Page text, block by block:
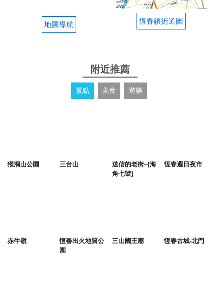
地圖導航 恆春鎮街道圖
附近推薦
景點 美食 遊樂
猴洞山公園 三台山
送信的老街--[海
角七號]
恆春週日夜市
赤牛嶺
恆春出火地質公
園
三山國王廟 恆春古城-北門